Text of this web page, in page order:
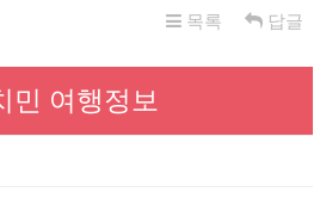
목록 답글
민 여행정보